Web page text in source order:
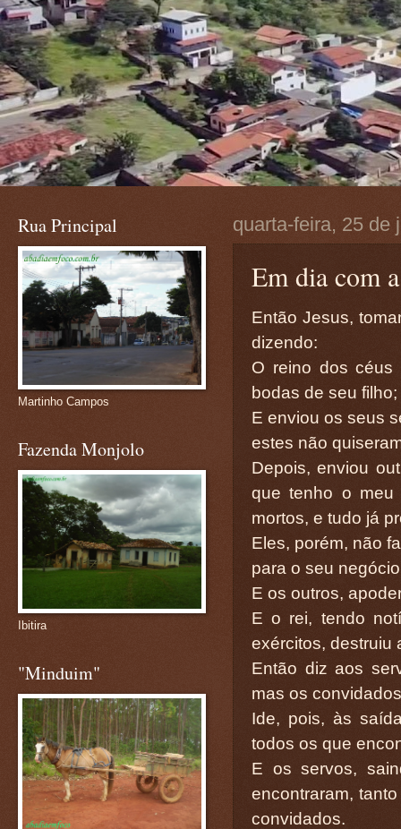
quarta-feira, 25 de
Em dia com
Então Jesus,
dizendo:
O reino dos céus
bodas de seu filho;
E enviou os seus
estes não
Depois, enviou
que tenho o meu
mortos, e tudo já
Eles, porém, não
para o seu
E os outros,
E o rei, tendo
exércitos, destruiu
Então diz aos
mas os
Ide, pois, às
todos os que
E os servos,
encontraram,
convidados.
Rua Principal
Martinho Campos
Fazenda Monjolo
Ibitira
"Minduim"